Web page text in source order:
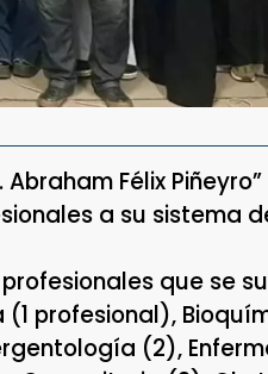
Félix
a su sistema
que se
profesional),
(2),